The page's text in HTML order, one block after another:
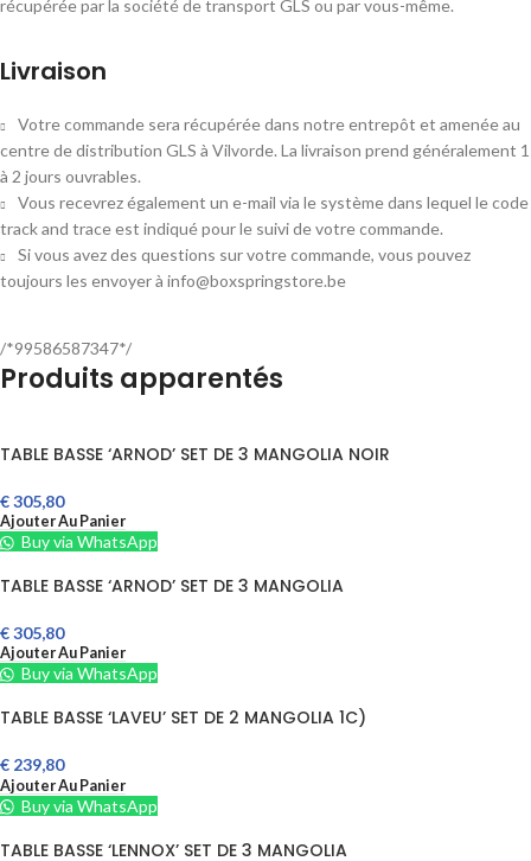
récupérée par la société de transport GLS ou par vous-même.
Livraison
Votre commande sera récupérée dans notre entrepôt et amenée au
centre de distribution GLS à Vilvorde. La livraison prend généralement 1
à 2 jours ouvrables.
Vous recevrez également un e-mail via le système dans lequel le code
track and trace est indiqué pour le suivi de votre commande.
Si vous avez des questions sur votre commande, vous pouvez
toujours les envoyer à info@boxspringstore.be
/*99586587347*/
Produits apparentés
TABLE BASSE ‘ARNOD’ SET DE 3 MANGOLIA NOIR
€305,80
Ajouter Au Panier
Buy via WhatsApp
TABLE BASSE ‘ARNOD’ SET DE 3 MANGOLIA
€305,80
Ajouter Au Panier
Buy via WhatsApp
TABLE BASSE ‘LAVEU’ SET DE 2 MANGOLIA 1C)
€ 239,80
Ajouter Au Panier
Buy via WhatsApp
TABLE BASSE ‘LENNOX’ SET DE 3 MANGOLIA